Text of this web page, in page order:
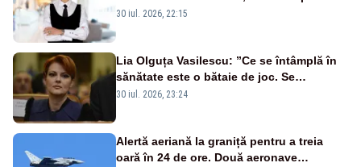
Bolojan”
30 iul. 2026, 22:15
Lia Olguța Vasilescu: ”Ce se întâmplă în
sănătate este o bătaie de joc. Se
guvernează extraordinar de prost”
30 iul. 2026, 23:24
Alertă aeriană la graniță pentru a treia
oară în 24 de ore. Două aeronave